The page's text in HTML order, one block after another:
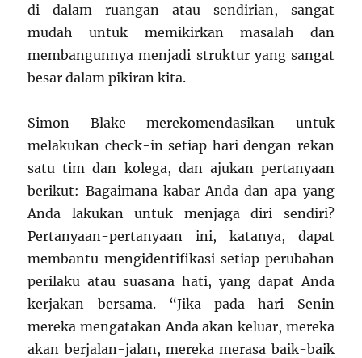
di dalam ruangan atau sendirian, sangat
mudah untuk memikirkan masalah dan
membangunnya menjadi struktur yang sangat
besar dalam pikiran kita.
Simon Blake merekomendasikan untuk
melakukan check-in setiap hari dengan rekan
satu tim dan kolega, dan ajukan pertanyaan
berikut: Bagaimana kabar Anda dan apa yang
Anda lakukan untuk menjaga diri sendiri?
Pertanyaan-pertanyaan ini, katanya, dapat
membantu mengidentifikasi setiap perubahan
perilaku atau suasana hati, yang dapat Anda
kerjakan bersama. “Jika pada hari Senin
mereka mengatakan Anda akan keluar, mereka
akan berjalan-jalan, mereka merasa baik-baik